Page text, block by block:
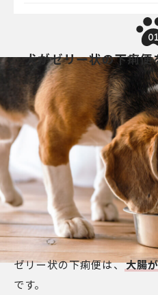
01
犬がゼリー状の下痢
ゼリー状の下痢便は、大腸
です。